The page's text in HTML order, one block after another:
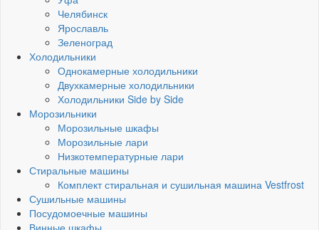
Челябинск
Ярославль
Зеленоград
Холодильники
Однокамерные холодильники
Двухкамерные холодильники
Холодильники Side by Side
Морозильники
Морозильные шкафы
Морозильные лари
Низкотемпературные лари
Стиральные машины
Комплект стиральная и сушильная машина Vestfrost
Сушильные машины
Посудомоечные машины
Винные шкафы